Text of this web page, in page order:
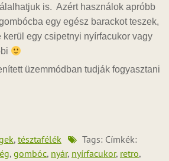
is. Azért használok apróbb
egy egész barackot teszek,
kerül egy csipetnyi nyírfacukor vagy
üzemmódban tudják fogyasztani
, tésztafélék
Tags: Címkék:
, gombóc, nyár, nyírfacukor, retro,